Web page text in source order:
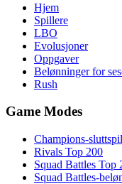
Hjem
Spillere
LBO
Evolusjoner
Oppgaver
Belønninger for
Rush
Game Modes
Champions-
Rivals Top 200
Squad Battles Top
Squad Battles-